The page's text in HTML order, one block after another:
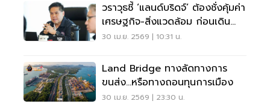
วราวุธชี้ ‘แลนด์บริดจ์’ ต้องชั่งคุ้มค่า
เศรษฐกิจ-สิ่งแวดล้อม ก่อนเดิน
หน้า
30 เม.ย. 2569 | 10:31 น.
Land Bridge ทางลัดทางการ
ขนส่ง...หรือทางถอนทุนการเมือง
30 เม.ย. 2569 | 23:30 น.